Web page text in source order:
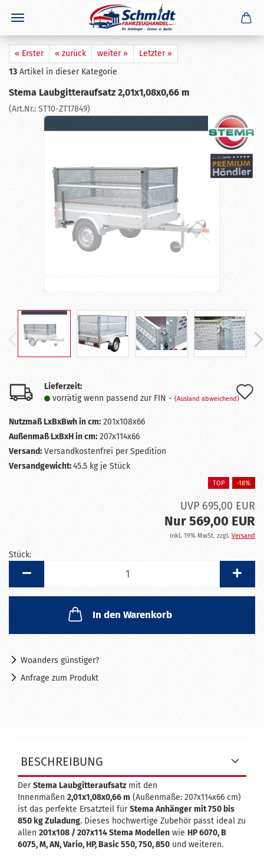
« Erster « zurück weiter »
Letzter »
13 Artikel in dieser Kategorie
Stema Laubgitteraufsatz 2,01x1,08x0,66 m
(Art.Nr.: ST10-ZT17849)
Lieferzeit:
vorrätig wenn passend zur FIN - (Ausland abweichend)
Nutzmaß LxBxBwh in cm: 201x108x66
Außenmaß LxBxH in cm: 207x114x66
Versand: Versandkostenfrei per Spedition
Versandgewicht:45.5 kg je Stück
TOP -18%
UVP 695,00 EUR
Nur 569,00 EUR
inkl. 19% MwSt. zzgl. Versand
Stück:
In den Warenkorb
Woanders günstiger?
Anfrage zum Produkt
BESCHREIBUNG
DerStema Laubgitteraufsatz mit den
Innenmaßen 2,01x1,08x0,66 m (Außenmaße: 207x114x66 cm)
ist das perfekte Ersatzteil fürStema Anhänger mit 750 bis
850 kg Zuladung. Dieses hochwertige Zubehör passt ideal zu
allen 201x108 / 207x114 Stema Modellen wie HP 6070, B
6075, M, AN, Vario, HP, Basic 550, 750, 850 und weiteren.
×
GERADE GEKAUFT
hatAuflaufdämpfer 161 S Stoßdämpfer
gekauft
Ausblenden